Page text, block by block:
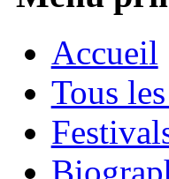
Accueil
Tous